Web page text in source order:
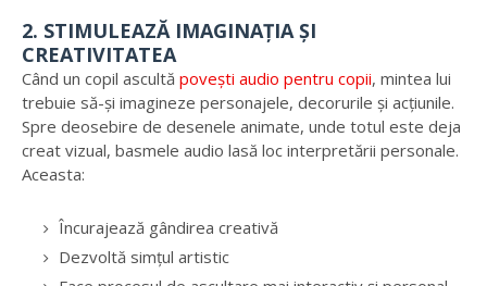
2. STIMULEAZĂ IMAGINAȚIA ȘI
CREATIVITATEA
Când un copil ascultă povești audio pentru copii, mintea lui
trebuie să-și imagineze personajele, decorurile și acțiunile.
Spre deosebire de desenele animate, unde totul este deja
creat vizual, basmele audio lasă loc interpretării personale.
Aceasta:
Încurajează gândirea creativă
Dezvoltă simțul artistic